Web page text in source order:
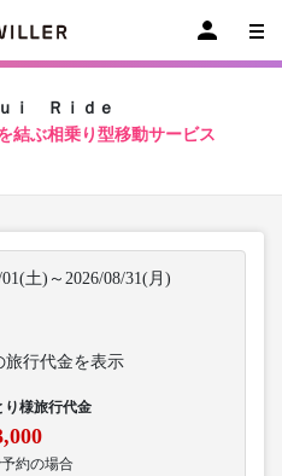
ｉ Ｒｉｄｅ
結ぶ相乗り型移動サービス
01(土)～2026/08/31(月)
旅行代金を表示
り様旅行代金
約の場合